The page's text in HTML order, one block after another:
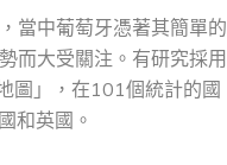
當中葡萄牙憑著其簡單的
而大受關注。有研究採用
圖」，在101個統計的國
和英國。